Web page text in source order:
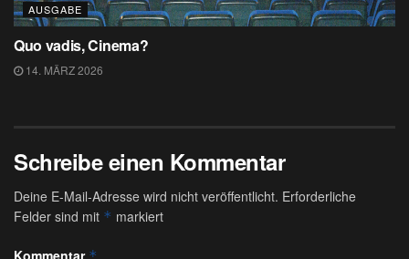
AUSGABE
Quo vadis, Cinema?
14. MÄRZ 2026
Schreibe einen Kommentar
Deine E-Mail-Adresse wird nicht veröffentlicht. Erforderliche
Felder sind mit * markiert
Kommentar